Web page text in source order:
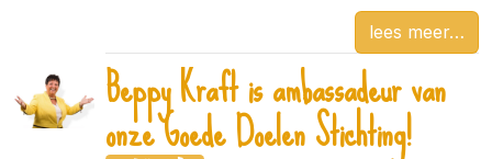
lees meer
Beppy Kraft is ambassadeur van
onze Goede Doelen Stichting!